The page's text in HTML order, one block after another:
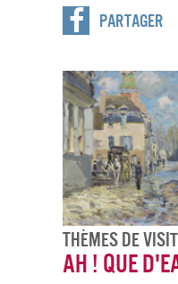
Partager
Thèmes De
Ah ! Que